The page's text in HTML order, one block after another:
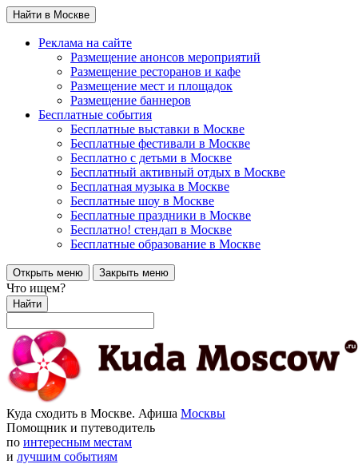
Найти в Москве
Реклама на сайте
Размещение анонсов мероприятий
Размещение ресторанов и кафе
Размещение мест и площадок
Размещение баннеров
Бесплатные события
Бесплатные выставки в Москве
Бесплатные фестивали в Москве
Бесплатно с детьми в Москве
Бесплатный активный отдых в Москве
Бесплатная музыка в Москве
Бесплатные шоу в Москве
Бесплатные праздники в Москве
Бесплатно! стендап в Москве
Бесплатные образование в Москве
Открыть меню Закрыть меню
Что ищем?
Найти
Куда сходить в Москве. Афиша Москвы
Помощник и путеводитель
по интересным местам
и лучшим событиям